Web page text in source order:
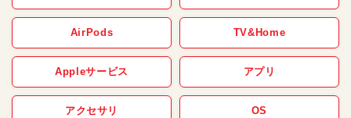
AirPods TV&Home
Appleサービス アプリ
アクセサリ OS